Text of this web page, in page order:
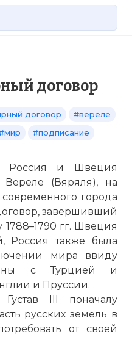
договор
договор
#вереле
#подписание
Россия и Швеция
(Вяряля), на
города
завершивший
гг. Швеция
Россия также была
мира ввиду
с Турцией и
и Пруссии.
III поначалу
русских земель в
от своей